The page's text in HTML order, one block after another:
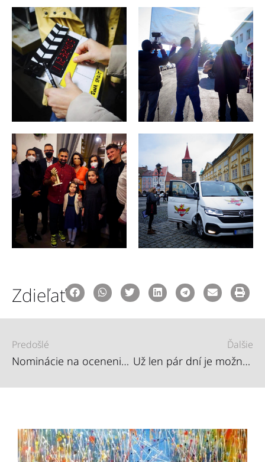
Zdieľať
Predošlé
Nominácie na ocenenie Roma Spirit 2022 je možné poslať už len do začiatku septembra!
Ďalšie
Už len pár dní je možnosť nominovať na ocenenie Roma Spirit 2022!